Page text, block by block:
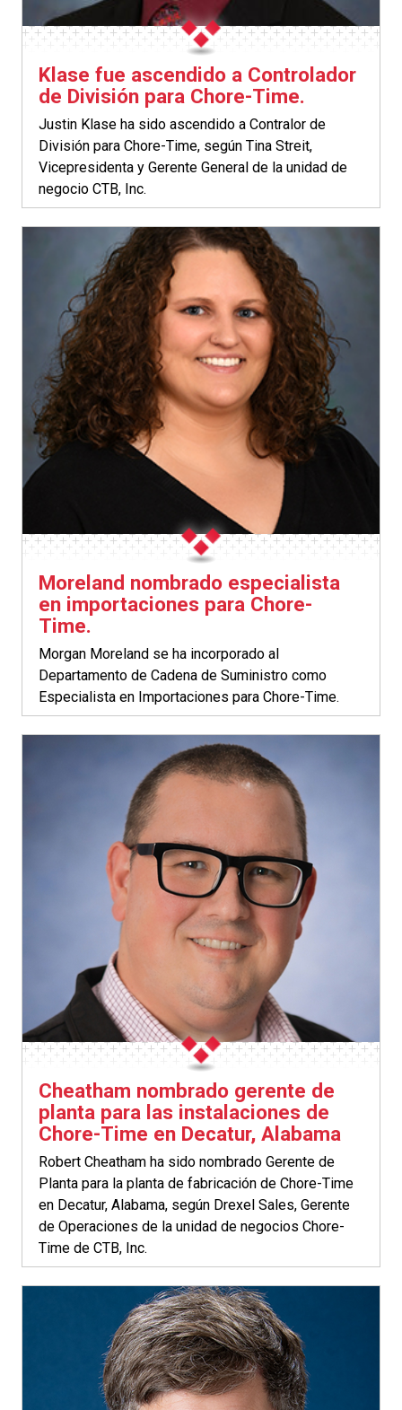
Klase fue ascendido a Controlador
de División para Chore-Time.
Justin Klase ha sido ascendido a Contralor de
División para Chore-Time, según Tina Streit,
Vicepresidenta y Gerente General de la unidad de
negocio CTB, Inc.
Moreland nombrado especialista
en importaciones para Chore-
Time.
Morgan Moreland se ha incorporado al
Departamento de Cadena de Suministro como
Especialista en Importaciones para Chore-Time.
Cheatham nombrado gerente de
planta para las instalaciones de
Chore-Time en Decatur, Alabama
Robert Cheatham ha sido nombrado Gerente de
Planta para la planta de fabricación de Chore-Time
en Decatur, Alabama, según Drexel Sales, Gerente
de Operaciones de la unidad de negocios Chore-
Time de CTB, Inc.